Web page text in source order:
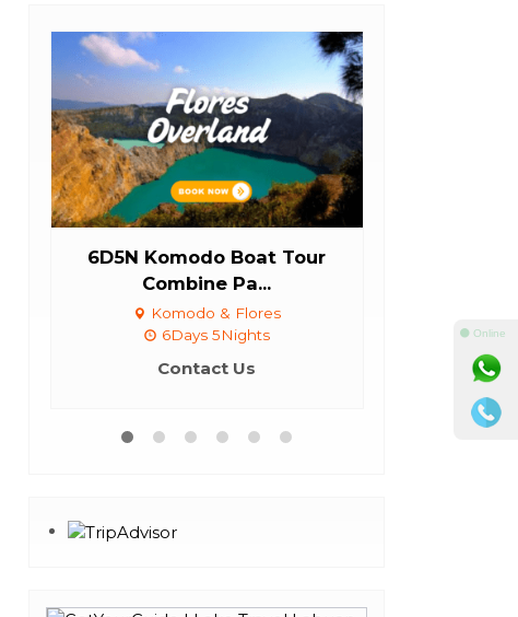
6D5N Komodo Boat Tour
Combine Pa...
Komodo & Flores
6Days 5Nights
Contact Us
⚫ Online